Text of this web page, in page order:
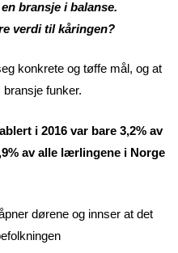
bransje i balanse.
verdi til kåringen?
konkrete og tøffe mål, og at
funker.
i 2016 var bare 3,2% av
av alle lærlingene i Norge
dørene og innser at det